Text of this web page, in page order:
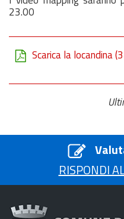
23.00
Scarica la locandina
RISPONDI